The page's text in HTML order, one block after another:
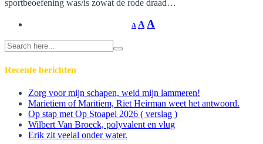
sportbeoefening was/is zowat de rode draad…
A A A
Search
for:
Recente berichten
Zorg voor mijn schapen, weid mijn lammeren!
Marietiem of Maritiem, Riet Heirman weet het antwoord.
Op stap met Op Stoapel 2026 ( verslag )
Wilbert Van Broeck, polyvalent en vlug
Erik zit veelal onder water.